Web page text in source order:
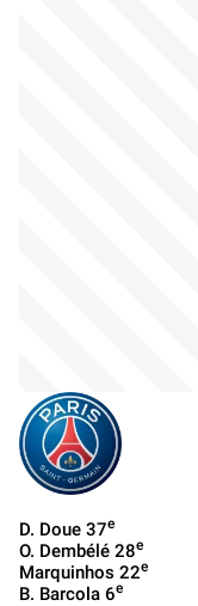
D. Doue 37e
O. Dembélé 28e
Marquinhos 22e
B. Barcola 6e